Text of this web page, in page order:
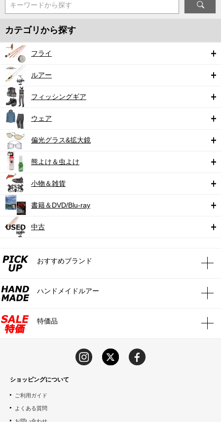
キーワードから探す
カテゴリから探す
フライ
ルアー
フィッシングギア
ウェア
偏光グラス&拡大鏡
熊よけ＆虫よけ
小物＆雑貨
書籍＆DVD/Blu-ray
中古
おすすめブランド
ハンドメイドルアー
特価品
ショッピングについて
ご利用ガイド
よくある質問